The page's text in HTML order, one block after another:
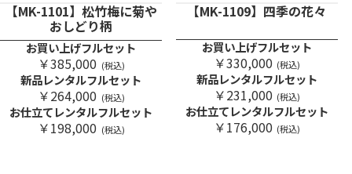
【MK-1101】松竹梅に菊や
おしどり柄
お買い上げフルセット
￥385,000 (税込)
新品レンタルフルセット
￥264,000 (税込)
お仕立てレンタルフルセット
￥198,000 (税込)
【MK-1109】四季の花々
お買い上げフルセット
￥330,000 (税込)
新品レンタルフルセット
￥231,000 (税込)
お仕立てレンタルフルセット
￥176,000 (税込)